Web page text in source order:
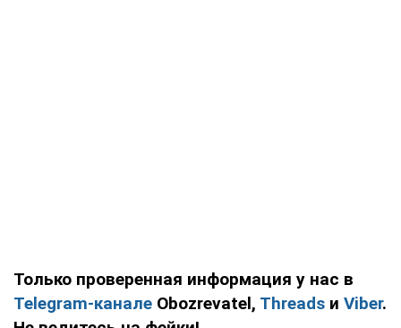
Только проверенная информация у нас в
Telegram-канале Obozrevatel, Threads и Viber.